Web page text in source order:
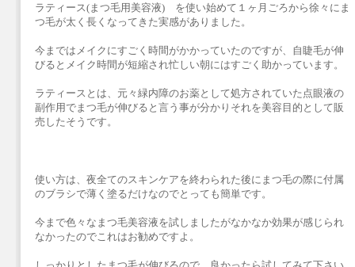
ラティース(まつ毛用美容液) を使い始めて１ヶ月ごろから徐々にま
つ毛が太く長くなってきた実感がありました。
今まではメイクにすごく時間がかかっていたのですが、自睫毛が伸
びるとメイク時間が短縮され忙しい朝にはすごく助かっています。
ラティースとは、元々緑内障のお薬として処方されていた点眼液の
副作用でまつ毛が伸びると言う事が分かりそれを美容目的として販
売したそうです。
使い方は、夜全てのスキンケアを終わられた後にまつ毛の際に付属
のブラシで薄く塗るだけなのでとっても簡単です。
今まで色々なまつ毛美容液を試しましたがなかなか効果が感じられ
なかったのでこれはお勧めですよ。